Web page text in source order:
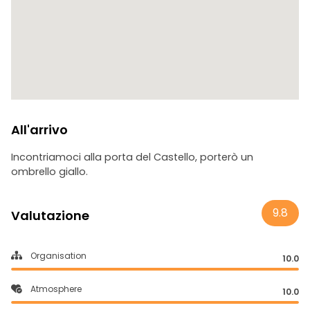
All'arrivo
Incontriamoci alla porta del Castello, porterò un
ombrello giallo.
Valutazione 9.8
Organisation 10.0
Atmosphere 10.0